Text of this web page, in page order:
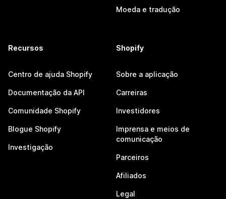
Moeda e tradução
Recursos
Centro de ajuda Shopify
Documentação da API
Comunidade Shopify
Blogue Shopify
Investigação
Shopify
Sobre a aplicação
Carreiras
Investidores
Imprensa e meios de
comunicação
Parceiros
Afiliados
Legal